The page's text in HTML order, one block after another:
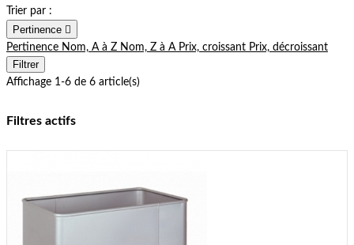
Trier par :
Pertinence 
Pertinence Nom, A à Z Nom, Z à A Prix, croissant Prix, décroissant
Filtrer
Affichage 1-6 de 6 article(s)
Filtres actifs